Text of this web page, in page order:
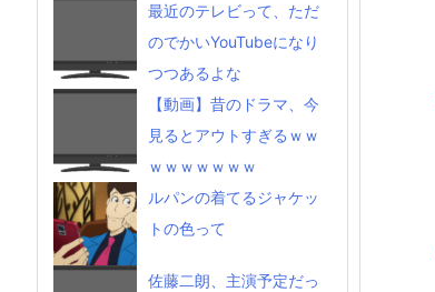
最近のテレビって、ただ
のでかいYouTubeになり
つつあるよな
【動画】昔のドラマ、今
見るとアウトすぎるｗｗ
ｗｗｗｗｗｗｗ
ルパンの着てるジャケッ
トの色って
佐藤二朗、主演予定だっ